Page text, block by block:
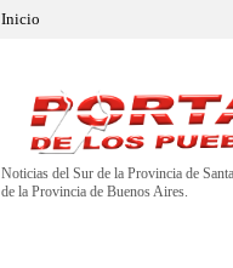
Inicio
Noticias del Sur de la Provincia de
de la Provincia de Buenos Aires.